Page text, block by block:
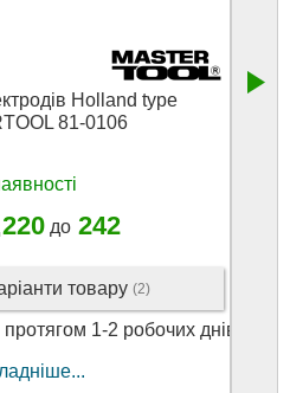
Holland type
81-0106
220 до 242
товару (2)
1-2 робочих днів